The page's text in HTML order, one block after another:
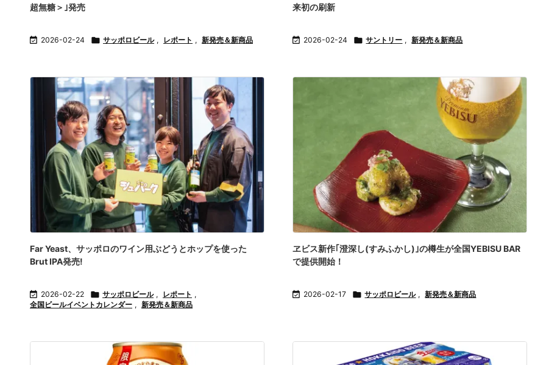
超無糖＞｣発売
 2026-02-24  サッポロビール , レポート , 新発売＆新商品
来初の刷新
 2026-02-24  サントリー , 新発売＆新商品
Far Yeast、サッポロのワイン用ぶどうとホップを使った
Brut IPA発売!
 2026-02-22  サッポロビール , レポート ,
全国ビールイベントカレンダー , 新発売＆新商品
ヱビス新作｢澄深し(すみふかし)｣の樽生が全国YEBISU BAR
で提供開始！
 2026-02-17  サッポロビール , 新発売＆新商品